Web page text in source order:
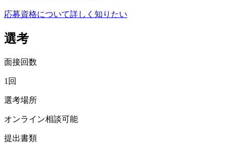
応募資格について詳しく知りたい
選考
面接回数
1回
選考場所
オンライン相談可能
提出書類